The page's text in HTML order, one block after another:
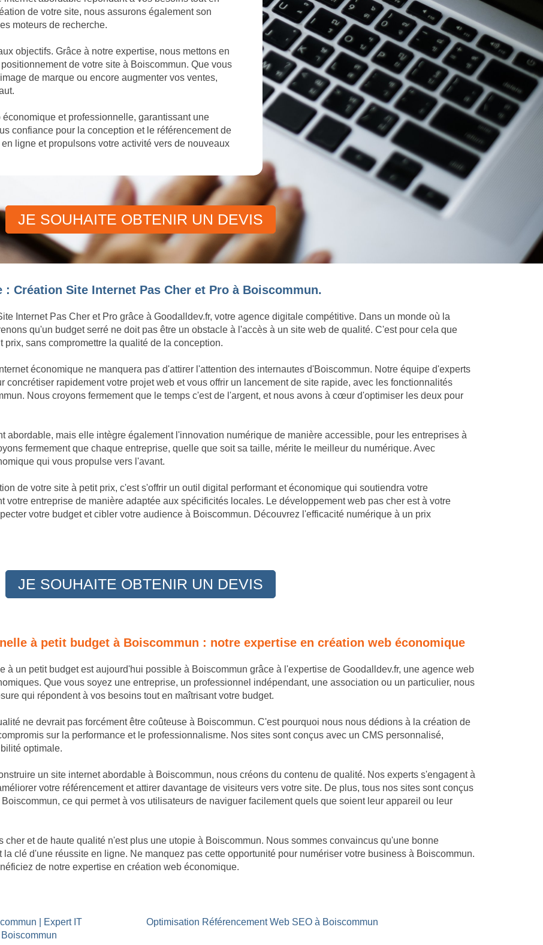
de votre site, nous assurons également son
moteurs de recherche.
objectifs. Grâce à notre expertise, nous mettons en
de votre site à Boiscommun. Que vous
de marque ou encore augmenter vos ventes,
et professionnelle, garantissant une
confiance pour la conception et le référencement de
ligne et propulsons votre activité vers de nouveaux
JE SOUHAITE OBTENIR UN DEVIS
Création Site Internet Pas Cher et Pro à Boiscommun.
Internet Pas Cher et Pro grâce à Goodalldev.fr, votre agence digitale compétitive. Dans un monde où la
qu'un budget serré ne doit pas être un obstacle à l'accès à un site web de qualité. C'est pour cela que
sans compromettre la qualité de la conception.
économique ne manquera pas d'attirer l'attention des internautes d'Boiscommun. Notre équipe d'experts
rapidement votre projet web et vous offrir un lancement de site rapide, avec les fonctionnalités
Nous croyons fermement que le temps c'est de l'argent, et nous avons à cœur d'optimiser les deux pour
abordable, mais elle intègre également l'innovation numérique de manière accessible, pour les entreprises à
fermement que chaque entreprise, quelle que soit sa taille, mérite le meilleur du numérique. Avec
qui vous propulse vers l'avant.
de votre site à petit prix, c'est s'offrir un outil digital performant et économique qui soutiendra votre
votre entreprise de manière adaptée aux spécificités locales. Le développement web pas cher est à votre
votre budget et cibler votre audience à Boiscommun. Découvrez l'efficacité numérique à un prix
JE SOUHAITE OBTENIR UN DEVIS
à petit budget à Boiscommun : notre expertise en création web économique
à un petit budget est aujourd'hui possible à Boiscommun grâce à l'expertise de Goodalldev.fr, une agence web
Que vous soyez une entreprise, un professionnel indépendant, une association ou un particulier, nous
qui répondent à vos besoins tout en maîtrisant votre budget.
ne devrait pas forcément être coûteuse à Boiscommun. C'est pourquoi nous nous dédions à la création de
sur la performance et le professionnalisme. Nos sites sont conçus avec un CMS personnalisé,
optimale.
un site internet abordable à Boiscommun, nous créons du contenu de qualité. Nos experts s'engagent à
votre référencement et attirer davantage de visiteurs vers votre site. De plus, tous nos sites sont conçus
ce qui permet à vos utilisateurs de naviguer facilement quels que soient leur appareil ou leur
cher et de haute qualité n'est plus une utopie à Boiscommun. Nous sommes convaincus qu'une bonne
clé d'une réussite en ligne. Ne manquez pas cette opportunité pour numériser votre business à Boiscommun.
de notre expertise en création web économique.
| Expert IT
Optimisation Référencement Web SEO à Boiscommun